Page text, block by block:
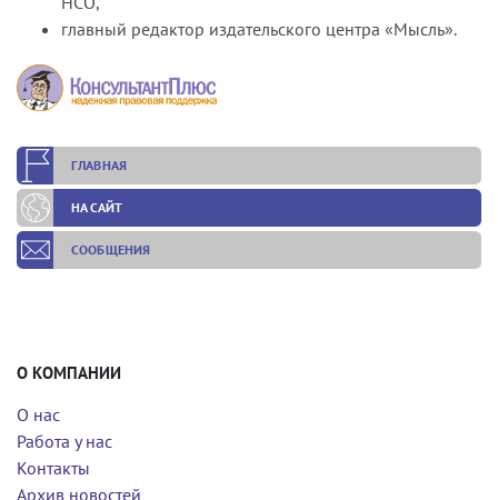
главный редактор издательского центра «Мысль».
ГЛАВНАЯ
НА САЙТ
СООБЩЕНИЯ
О КОМПАНИИ
О нас
Работа у нас
Контакты
Архив новостей